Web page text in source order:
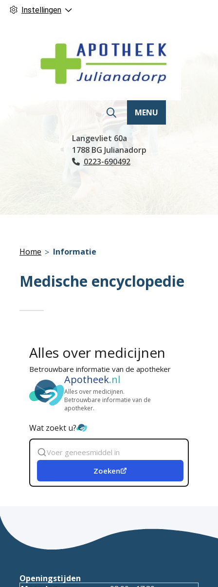
Instellingen
Hoofdmenu
MENU
Langevliet 60a
1788 BG Julianadorp
Tel:
0223-690492
Home Informatie
Medische encyclopedie
Alles over medicijnen
Betrouwbare informatie van de apotheker
Apotheek.nl
Alles over medicijnen.
Betrouwbare informatie van de
apotheker.
Wat zoekt u?
Zoek
geneesmiddel
Zoeken
Openingstijden